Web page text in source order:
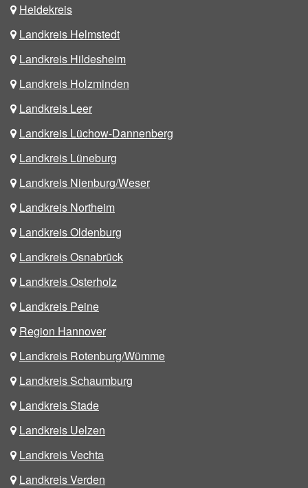
Heidekreis
Landkreis Helmstedt
Landkreis Hildesheim
Landkreis Holzminden
Landkreis Leer
Landkreis Lüchow-Dannenberg
Landkreis Lüneburg
Landkreis Nienburg/Weser
Landkreis Northeim
Landkreis Oldenburg
Landkreis Osnabrück
Landkreis Osterholz
Landkreis Peine
Region Hannover
Landkreis Rotenburg/Wümme
Landkreis Schaumburg
Landkreis Stade
Landkreis Uelzen
Landkreis Vechta
Landkreis Verden